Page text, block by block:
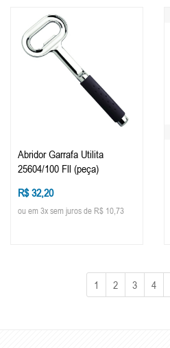
Abridor Garrafa Utilita
25604/100 Fll (peça)
R$ 32,20
ou em 3x sem juros de R$ 10,73
1 2 3 4